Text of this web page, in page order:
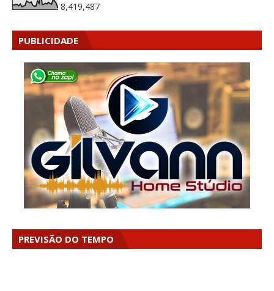
8,419,487
PUBLICIDADE
PREVISÃO DO TEMPO